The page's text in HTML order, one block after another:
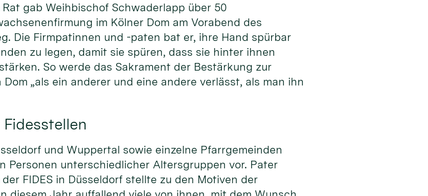
gab Weihbischof Schwaderlapp über 50
im Kölner Dom am Vorabend des
Die Firmpatinnen und -paten bat er, ihre Hand spürbar
zu legen, damit sie spüren, dass sie hinter ihnen
So werde das Sakrament der Bestärkung zur
„als ein anderer und eine andere verlässt, als man ihn
und Wuppertal sowie einzelne Pfarrgemeinden
Personen unterschiedlicher Altersgruppen vor. Pater
FIDES in Düsseldorf stellte zu den Motiven der